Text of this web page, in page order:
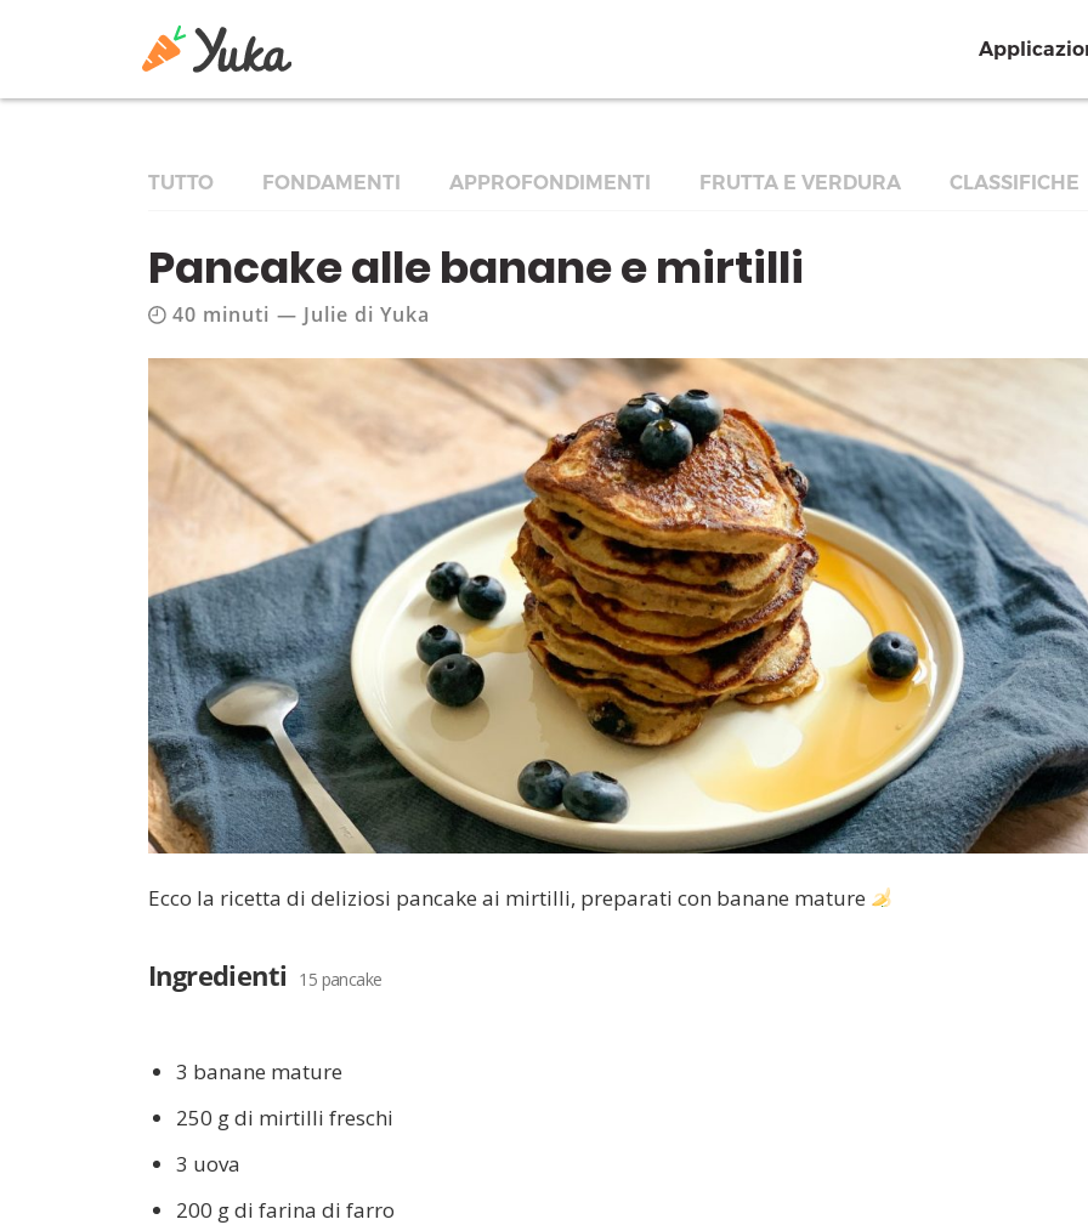
TUTTO FONDAMENTI APPROFONDIMENTI FRUTTA E VERDURA CLASSIFICHE
Pancake alle banane e mirtilli
40 minuti — Julie di Yuka
Ecco la ricetta di deliziosi pancake ai mirtilli, preparati con banane mature
Ingredienti 15 pancake
3 banane mature
250 g di mirtilli freschi
3 uova
200 g di farina di farro